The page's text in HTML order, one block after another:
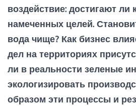
воздействие: достигают ли
намеченных целей.
вода чище? Как бизнес
дел на территориях
ли в реальности зеленые
экологизировать
образом эти процессы и